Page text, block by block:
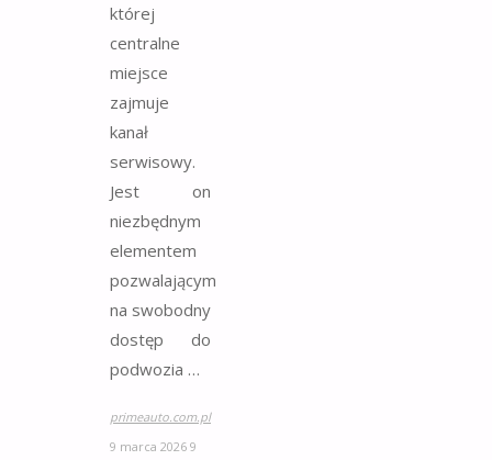
której
centralne
miejsce
zajmuje
kanał
serwisowy.
Jest on
niezbędnym
elementem
pozwalającym
na swobodny
dostęp do
podwozia …
primeauto.com.pl
9 marca 2026 9